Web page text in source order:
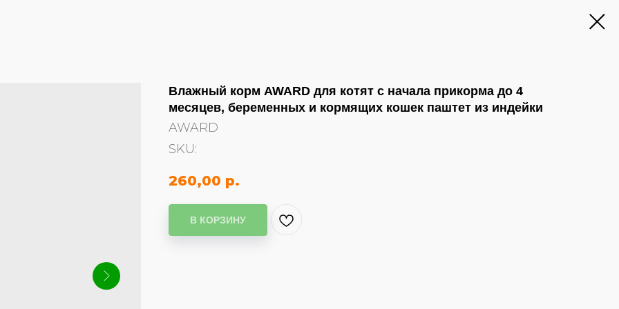
Влажный корм AWARD для котят с начала прикорма до 4
месяцев, беременных и кормящих кошек паштет из индейки
AWARD
SKU:
260,00 р.
В КОРЗИНУ